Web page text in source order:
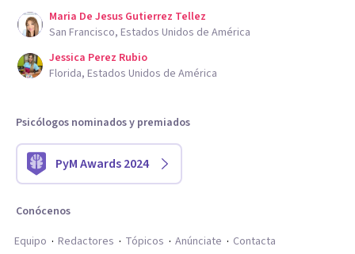
Maria De Jesus Gutierrez Tellez
San Francisco, Estados Unidos de América
Jessica Perez Rubio
Florida, Estados Unidos de América
Psicólogos nominados y premiados
PyM Awards 2024
Conócenos
Equipo
Redactores Tópicos Anúnciate Contacta